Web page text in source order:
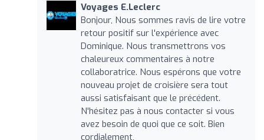
Voyages E.Leclerc
Bonjour, Nous sommes ravis de lire votre
retour positif sur l'expérience avec
Dominique. Nous transmettrons vos
chaleureux commentaires à notre
collaboratrice. Nous espérons que votre
nouveau projet de croisière sera tout
aussi satisfaisant que le précédent.
N'hésitez pas à nous contacter si vous
avez besoin de quoi que ce soit. Bien
cordialement,